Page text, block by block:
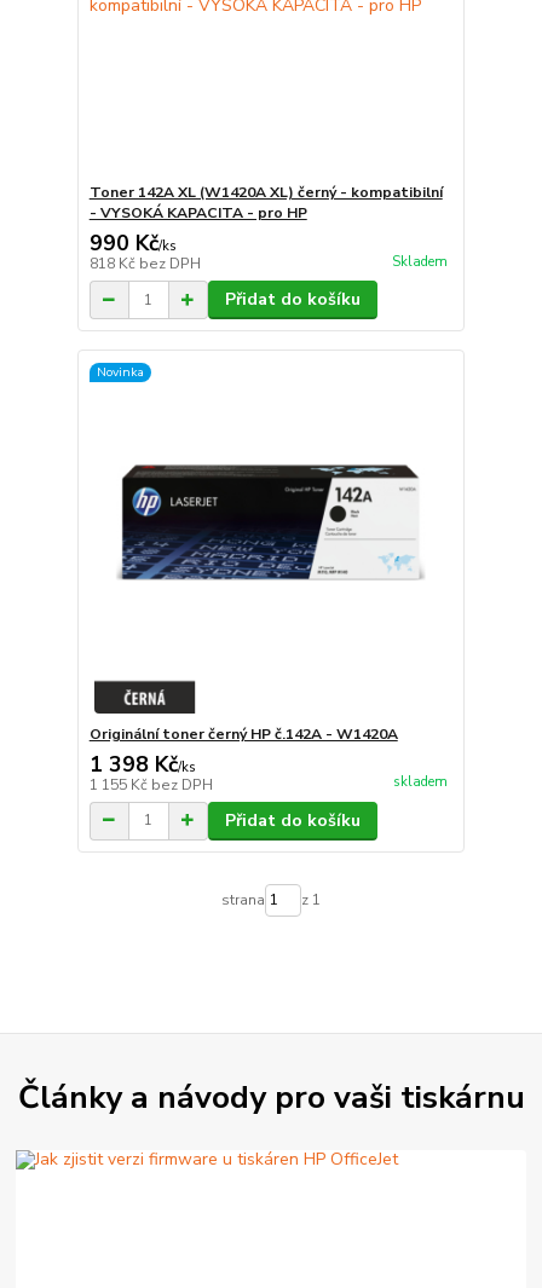
Toner 142A XL (W1420A XL) černý - kompatibilní
- VYSOKÁ KAPACITA - pro HP
990 Kč/ks
818 Kč bez DPH Skladem
Přidat do košíku
Novinka
Originální toner černý HP č.142A - W1420A
1 398 Kč/ks
1 155 Kč bez DPH skladem
Přidat do košíku
strana z 1
Články a návody pro vaši tiskárnu